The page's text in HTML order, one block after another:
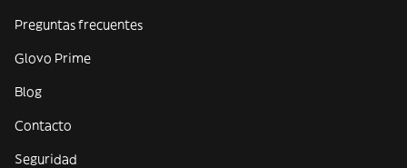
Preguntas frecuentes
Glovo Prime
Blog
Contacto
Seguridad